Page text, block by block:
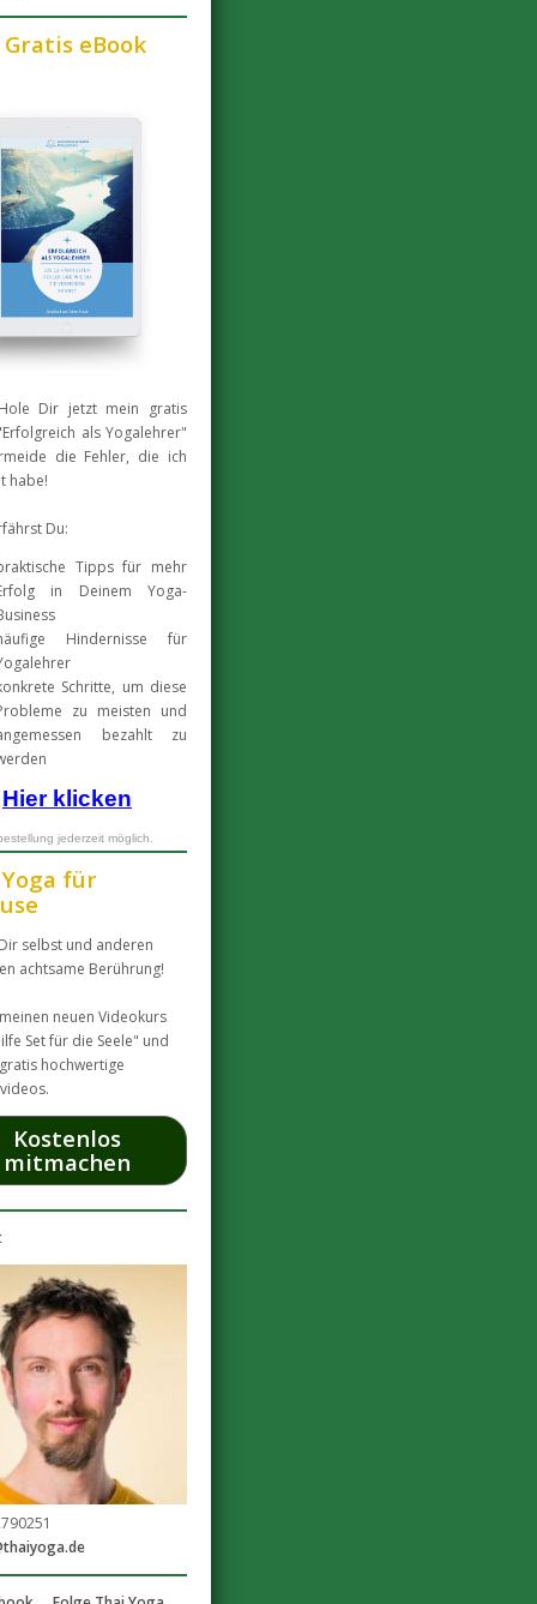
eBook
Dir jetzt mein gratis
als Yogalehrer"
die Fehler, die ich
habe!
Du:
Tipps für mehr
in Deinem Yoga-
Hindernisse für
Schritte, um diese
zu meisten und
bezahlt zu
Hier klicken
jederzeit möglich.
für
selbst und anderen
achtsame Berührung!
neuen Videokurs
Set für die Seele" und
hochwertige
Kostenlos
mitmachen